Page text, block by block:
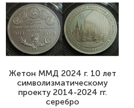
Жетон ММД 2024 г. 10 лет
символизматическому
проекту 2014-2024 гг.
серебро